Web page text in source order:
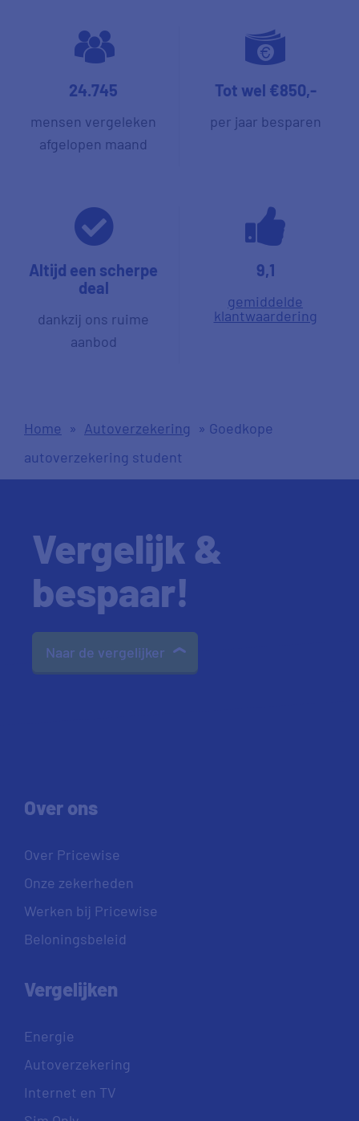
24.745
mensen vergeleken
afgelopen maand
Tot wel €850,-
per jaar besparen
Altijd een scherpe
deal
dankzij ons ruime
aanbod
9,1
gemiddelde
klantwaardering
Home » Autoverzekering » Goedkope
autoverzekering student
Vergelijk &
bespaar!
Naar de vergelijker
Over ons
Over Pricewise
Onze zekerheden
Werken bij Pricewise
Beloningsbeleid
Vergelijken
Energie
Autoverzekering
Internet en TV